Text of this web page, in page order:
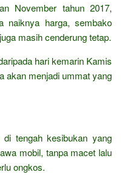
November tahun 2017,
naiknya harga, sembako
masih cenderung tetap.
hari kemarin Kamis
akan menjadi ummat yang
tengah kesibukan yang
mobil, tanpa macet lalu
ongkos.